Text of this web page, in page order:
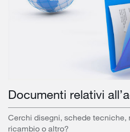
Documenti relativi
Cerchi disegni, schede tecniche,
ricambio o altro?